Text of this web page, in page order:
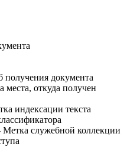
получения документа
места, откуда получен
индексации текста
Метка служебной коллекции